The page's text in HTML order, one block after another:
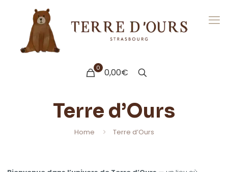
0 0,00€
Terre d’Ours
Home Terre d’Ours